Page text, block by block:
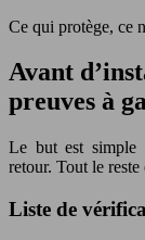
Ce qui protège, ce
Avant
preuves à
Le but est simple
retour. Tout le reste
Liste de